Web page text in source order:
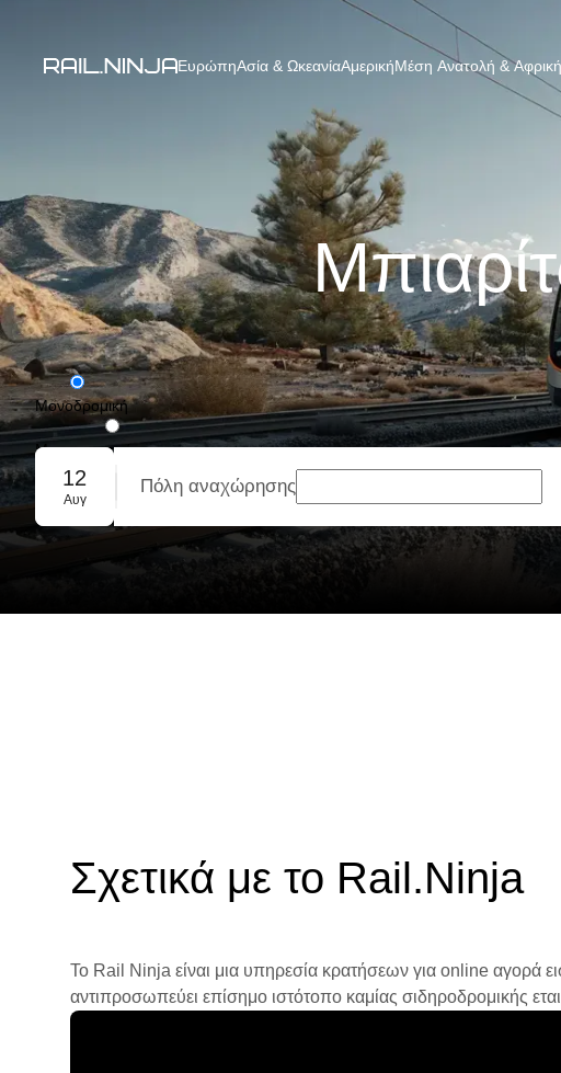
ΕυρώπηΑσία & ΩκεανίαΑμερικήΜέση Ανατολή & Αφρική
Μονοδρομική
Με επιστροφή
Ομαδική κράτηση
12
Αυγ
Πόλη αναχώρησης
Σχετικά με το Rail.Ninja
Το Rail Ninja είναι μια υπηρεσία κρατήσεων για online αγορά
αντιπροσωπεύει επίσημο ιστότοπο καμίας σιδηροδρομικής